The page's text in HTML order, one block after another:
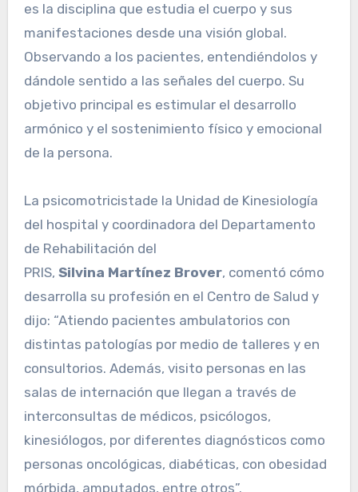
es la disciplina que estudia el cuerpo y sus
manifestaciones desde una visión global.
Observando a los pacientes, entendiéndolos y
dándole sentido a las señales del cuerpo. Su
objetivo principal es estimular el desarrollo
armónico y el sostenimiento físico y emocional
de la persona.
La psicomotricistade la Unidad de Kinesiología
del hospital y coordinadora del Departamento
de Rehabilitación del
PRIS, Silvina Martínez Brover, comentó cómo
desarrolla su profesión en el Centro de Salud y
dijo: “Atiendo pacientes ambulatorios con
distintas patologías por medio de talleres y en
consultorios. Además, visito personas en las
salas de internación que llegan a través de
interconsultas de médicos, psicólogos,
kinesiólogos, por diferentes diagnósticos como
personas oncológicas, diabéticas, con obesidad
mórbida, amputados, entre otros”.